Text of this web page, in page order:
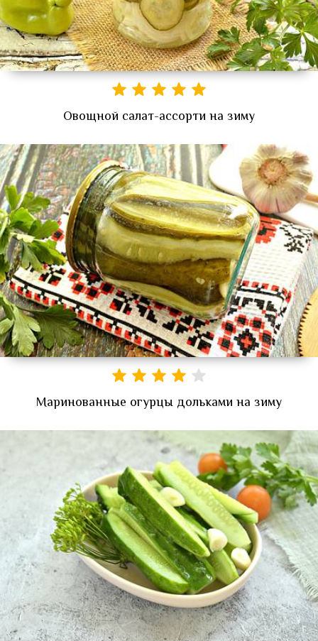
Овощной салат-ассорти на зиму
Маринованные огурцы дольками на зиму